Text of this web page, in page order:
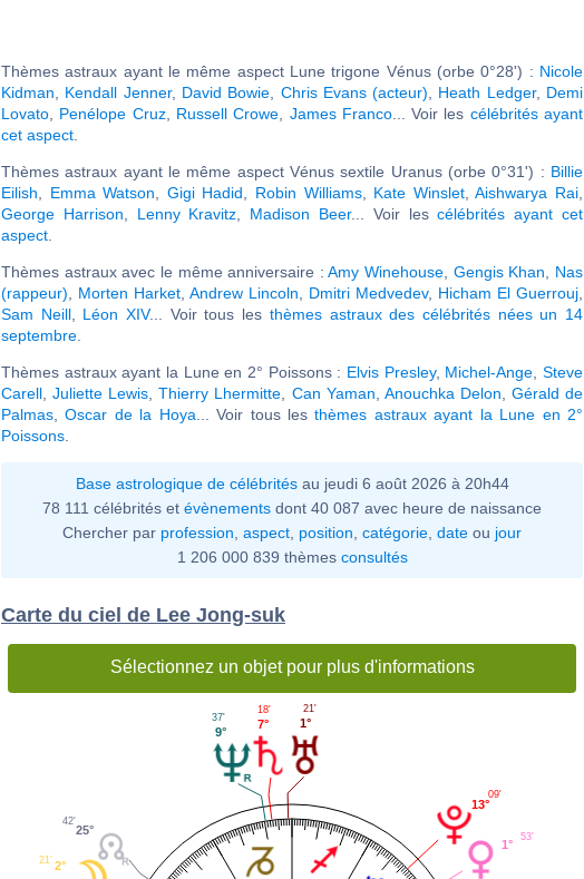
Thèmes astraux ayant le même aspect Lune trigone Vénus (orbe 0°28') : Nicole
Kidman
Kendall Jenner, David Bowie Chris Evans (acteur) Heath Ledger, Demi
Lovato
Penélope Cruz, Russell Crowe James Franco... Voir les célébrités ayant
cet aspect
Thèmes astraux ayant le même aspect Vénus sextile Uranus (orbe 0°31') : Billie
Eilish
Emma Watson Gigi Hadid Robin Williams, Kate Winslet,Aishwarya Rai
George Harrison
Lenny Kravitz Madison Beer... Voir lescélébrités ayant cet
aspect
Thèmes astraux avec le même anniversaire :Amy Winehouse Gengis Khan
Nas
(rappeur)
Morten Harket Andrew Lincoln Dmitri Medvedev, Hicham El Guerrouj
Sam Neill, Léon XIV... Voir tous les thèmes astraux des célébrités nées un 14
septembre
Thèmes astraux ayant la Lune en 2° Poissons : Elvis Presley, Michel-Ange ,Steve
Carell ,Juliette Lewis ,Thierry Lhermitte Can Yaman Anouchka Delon
Gérald de
Palmas ,Oscar de la Hoya ... Voir tous lesthèmes astraux ayant la Lune en 2°
Poissons
Base astrologique de célébritésau jeudi 6 août 2026 à 20h44
78 111 célébrités et évènements dont 40 087 avec heure de naissance
Chercher par profession aspect position catégorie date ou jour
1 206 000 839 thèmes consultés
Carte du ciel de Lee Jong-suk
Sélectionnez un objet pour plus d'informations
1°
53'
13°
09'
1°
21'
7°
18'
9°
37'
25°
42'
2°
21'